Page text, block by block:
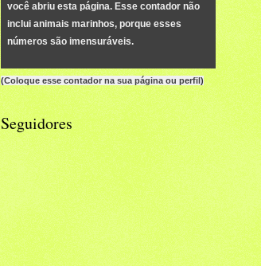
você abriu esta página. Esse contador não
inclui animais marinhos, porque esses
números são imensuráveis.
(Coloque esse contador na sua página ou perfil)
Seguidores